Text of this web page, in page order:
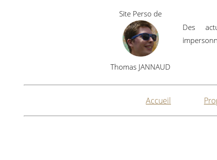
Site Perso de
Thomas JANNAUD
Des
Accueil